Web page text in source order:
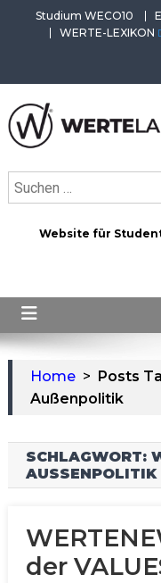
Studium WECO10
WERTE-LEXIKON
Akademie.
Website für
Home > Posts
Außenpolitik
SCHLAGWORT:
AUSSENPOLITIK
der